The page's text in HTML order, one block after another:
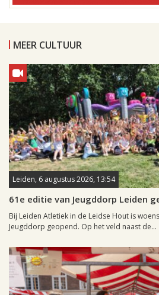
MEER CULTUUR
Leiden, 6 augustus 2026, 13:54
61e editie van Jeugddorp Leiden
Bij Leiden Atletiek in de Leidse Hout is
Jeugddorp geopend. Op het veld naast de...